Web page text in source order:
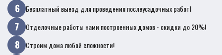
Бесплатный выезд для проведения послеусадочных работ!
Отделочные работы нами построенных домов - скидки до 20%!
Строим дома любой сложности!